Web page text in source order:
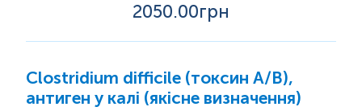
2050.00грн
Clostridium difficile (токсин A/B),
антиген у калі (якісне визначення)